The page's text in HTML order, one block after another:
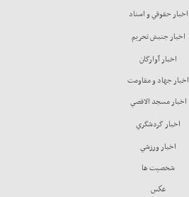
اخبار حقوقي و اسناد
اخبار جنبش تحريم
اخبار آوارگان
اخبار جهاد و مقاومت
اخبار مسجد الاقصي
اخبار گردشگري
اخبار ورزشي
شخصيت ها
عكس